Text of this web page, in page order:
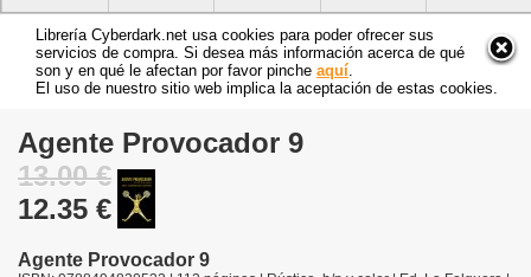
Librería Cyberdark.net usa cookies para poder ofrecer sus
servicios de compra. Si desea más información acerca de qué
son y en qué le afectan por favor pinche aquí
El uso de nuestro sitio web implica la aceptación de estas cookies.
Agente Provocador 9
13.00 €
12.35 €
Agente Provocador 9